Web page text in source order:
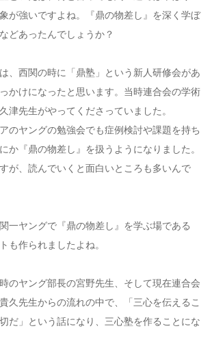
が強いですよね。『鼎の物差し』を深く学ぼ
どあったんでしょうか？
、西関の時に「鼎塾」という新人研修会があ
かけになったと思います。当時連合会の学術
津先生がやってくださっていました。
のヤングの勉強会でも症例検討や課題を持ち
か『鼎の物差し』を扱うようになりました。
が、読んでいくと面白いところも多いんで
一ヤングで『鼎の物差し』を学ぶ場である
も作られましたよね。
のヤング部長の宮野先生、そして現在連合会
久先生からの流れの中で、「三心を伝えるこ
だ」という話になり、三心塾を作ることにな